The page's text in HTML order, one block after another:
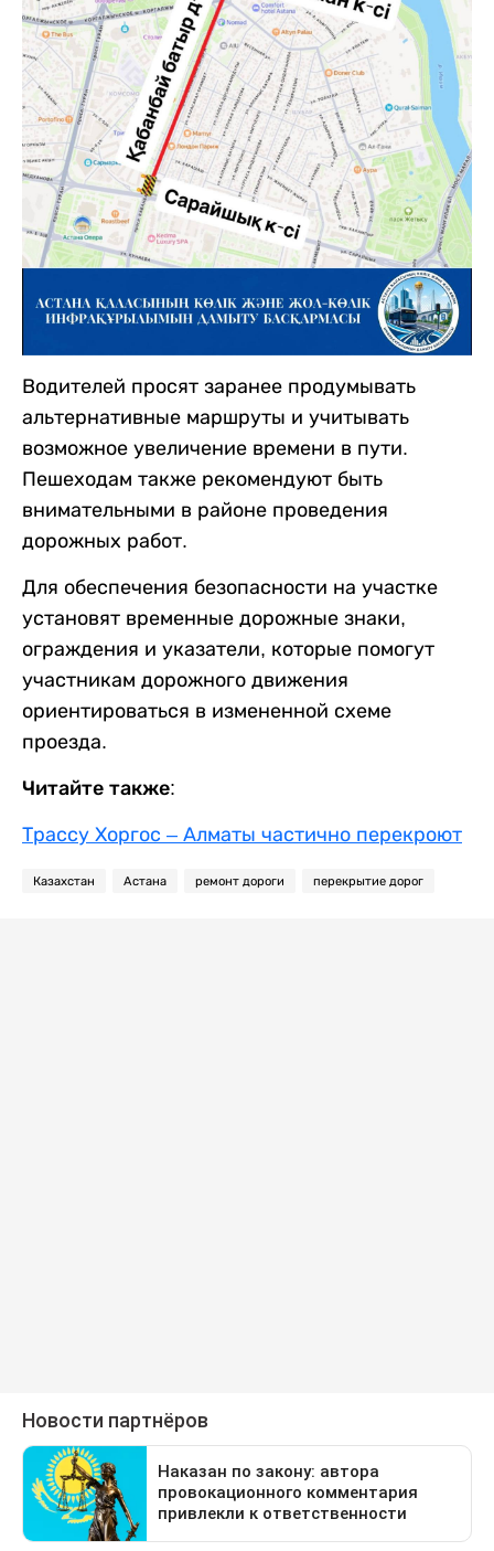
Водителей просят заранее продумывать
альтернативные маршруты и учитывать
возможное увеличение времени в пути.
Пешеходам также рекомендуют быть
внимательными в районе проведения
дорожных работ.
Для обеспечения безопасности на участке
установят временные дорожные знаки,
ограждения и указатели, которые помогут
участникам дорожного движения
ориентироваться в измененной схеме
проезда.
Читайте также:
Трассу Хоргос – Алматы частично перекроют
Казахстан Астана ремонт дороги перекрытие дорог